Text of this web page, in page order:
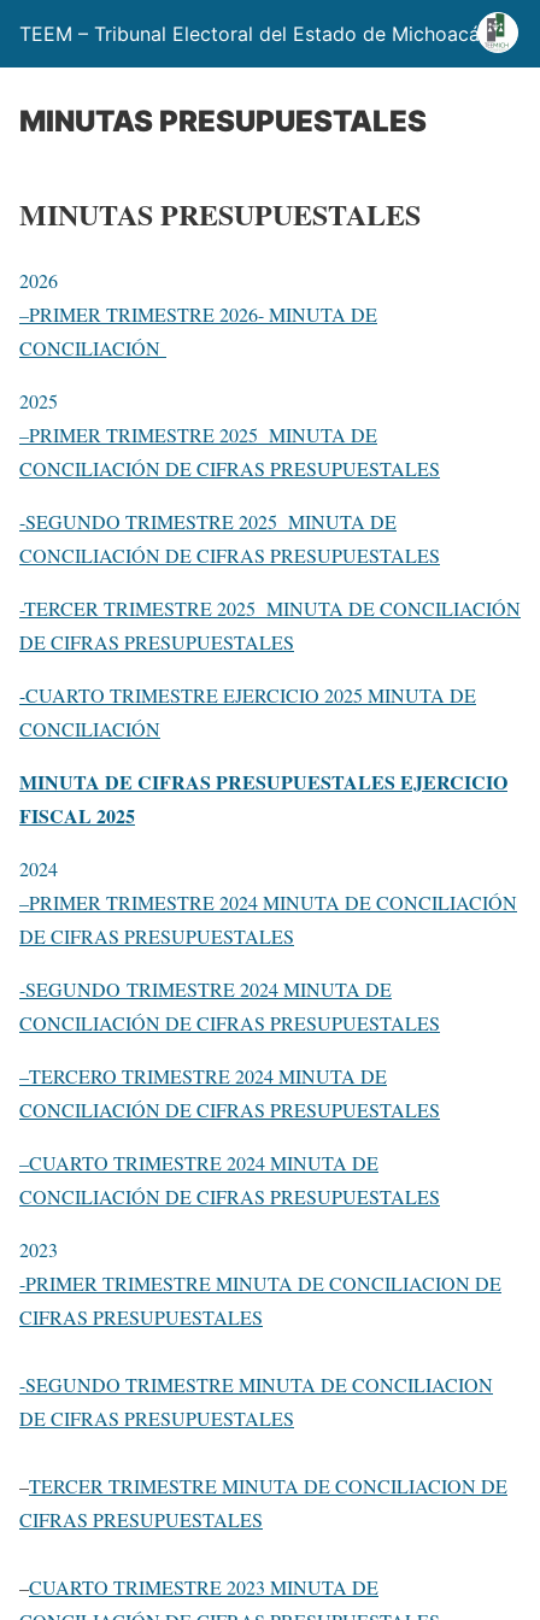
TEEM – Tribunal Electoral del Estado de Michoacán
MINUTAS PRESUPUESTALES
MINUTAS PRESUPUESTALES
2026
–PRIMER TRIMESTRE 2026- MINUTA DE
CONCILIACIÓN
2025
–PRIMER TRIMESTRE 2025 MINUTA DE
CONCILIACIÓN DE CIFRAS PRESUPUESTALES
-SEGUNDO TRIMESTRE 2025 MINUTA DE
CONCILIACIÓN DE CIFRAS PRESUPUESTALES
-TERCER TRIMESTRE 2025 MINUTA DE CONCILIACIÓN
DE CIFRAS PRESUPUESTALES
-CUARTO TRIMESTRE EJERCICIO 2025 MINUTA DE
CONCILIACIÓN
MINUTA DE CIFRAS PRESUPUESTALES EJERCICIO
FISCAL 2025
2024
–PRIMER TRIMESTRE 2024 MINUTA DE CONCILIACIÓN
DE CIFRAS PRESUPUESTALES
-SEGUNDO TRIMESTRE 2024 MINUTA DE
CONCILIACIÓN DE CIFRAS PRESUPUESTALES
–TERCERO TRIMESTRE 2024 MINUTA DE
CONCILIACIÓN DE CIFRAS PRESUPUESTALES
–CUARTO TRIMESTRE 2024 MINUTA DE
CONCILIACIÓN DE CIFRAS PRESUPUESTALES
2023
-PRIMER TRIMESTRE MINUTA DE CONCILIACION DE
CIFRAS PRESUPUESTALES
-SEGUNDO TRIMESTRE MINUTA DE CONCILIACION
DE CIFRAS PRESUPUESTALES
–TERCER TRIMESTRE MINUTA DE CONCILIACION DE
CIFRAS PRESUPUESTALES
–CUARTO TRIMESTRE 2023 MINUTA DE